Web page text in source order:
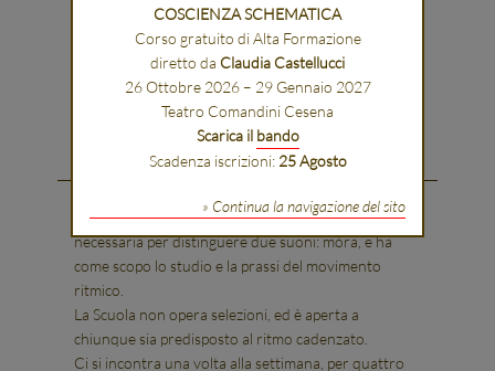
La Scuola è intitolata a quella minima pausa,
necessaria per distinguere due suoni: mòra, e ha
come scopo lo studio e la prassi del movimento
ritmico.
La Scuola non opera selezioni, ed è aperta a
chiunque sia predisposto al ritmo cadenzato.
Ci si incontra una volta alla settimana, per quattro
COSCIENZA SCHEMATICA
Corso gratuito di Alta Formazione
diretto da Claudia Castellucci
26 Ottobre 2026 – 29 Gennaio 2027
Teatro Comandini Cesena
Scarica il bando
Scadenza iscrizioni: 25 Agosto
» Continua la navigazione del sito